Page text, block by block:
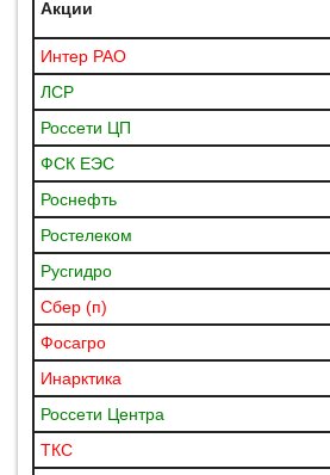
Акции
Интер РАО
ЛСР
Россети ЦП
ФСК ЕЭС
Роснефть
Ростелеком
Русгидро
Сбер (п)
Фосагро
Инарктика
Россети Центра
ТКС